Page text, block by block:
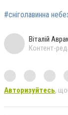
#сніголавинна
Віталій
Контент-
Авторизуйтесь,